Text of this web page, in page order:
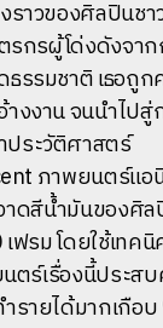
ราวของศิลปินชา
รกรผู้โด่งดังจา
รรมชาติ เธอถู
งงาน จนนำไป
ระวัติศาสตร์
ภาพยนตร์แอ
ดสีน้ำมันของศิ
ฟรม โดยใช้เทค
ตร์เรื่องนี้ประส
รายได้มากเกือ